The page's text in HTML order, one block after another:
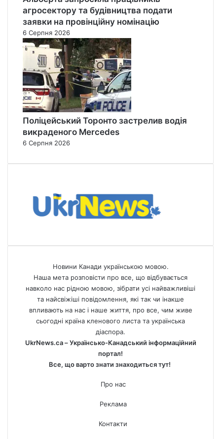
агросектору та будівництва подати
заявки на провінційну номінацію
6 Серпня 2026
Поліцейський Торонто застрелив водія
викраденого Mercedes
6 Серпня 2026
Новини Канади українською мовою.
Наша мета розповісти про все, що відбувається
навколо нас рідною мовою, зібрати усі найважливіші
та найсвіжіші повідомлення, які так чи інакше
впливають на нас і наше життя, про все, чим живе
сьогодні країна кленового листа та українська
діаспора.
UkrNews.ca – Українсько-Канадський інформаційний
портал!
Все, що варто знати знаходиться тут!
Про нас
Реклама
Контакти